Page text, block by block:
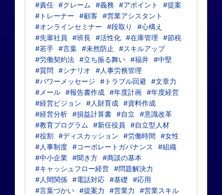
#責任 #クレーム #義務 #アポイント
#提案
#トレーナー
#顧客
#営業アシスタント
#オンラインセミナー
#段取り
#心構え
#先輩社員
#班長 #活性化 #在庫管理
#節税
#若手 #言葉 #未然防止
#スキルアップ
#労働契約法 #立ち振る舞い #福井 #中堅
#質問
#シナリオ
#人事労務管理
#パワーメッセージ
#トラブル回避
#文章力
#メール #報告書作成 #年度計画 #年度経営
#経営ビジョン
#人財育成 #資料作成
#経営分析 #損益計算書 #自立
#意識改革
#教育プログラム
#新任役員
#自立型人材
#役割 #ディスカッション #労働時間
#女性
#人事制度 #コーポレートガバナンス
#組織
#中小企業 #聞き方 #商談の基本
#キャッシュフロー経営 #問題解決力
#人間関係 #電話対応 #基礎
#応用
#言葉づかい #提案力 #営業力
#営業スキル